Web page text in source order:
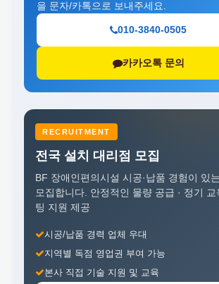
을 문자/카톡으로 보내주세요.
010-3840-0505
카카오톡 문의
RECRUITMENT
전국 설치 대리점 모집
BF 장애인편의시설 시공·납품 경험이 있
모집합니다. 안정적인 물량 공급 · 정기 교
팅 지원 제공
시공/납품 경력 업체 우대
지역별 독점 영업권 부여 가능
본사 직접 기술 지원 및 교육